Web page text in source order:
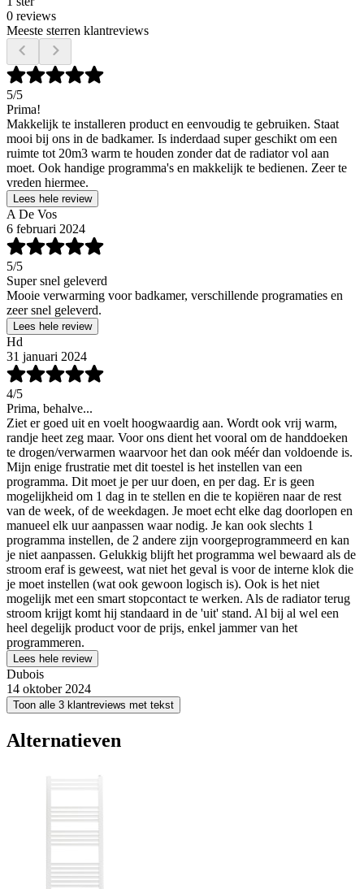
0 reviews
Meeste sterren klantreviews
5/5
Prima!
Makkelijk te installeren product en eenvoudig te gebruiken. Staat
mooi bij ons in de badkamer. Is inderdaad super geschikt om een
ruimte tot 20m3 warm te houden zonder dat de radiator vol aan
moet. Ook handige programma's en makkelijk te bedienen. Zeer te
vreden hiermee.
Lees hele review
A De Vos
6 februari 2024
5/5
Super snel geleverd
Mooie verwarming voor badkamer, verschillende programaties en
zeer snel geleverd.
Lees hele review
Hd
31 januari 2024
4/5
Prima, behalve...
Ziet er goed uit en voelt hoogwaardig aan. Wordt ook vrij warm,
randje heet zeg maar. Voor ons dient het vooral om de handdoeken
te drogen/verwarmen waarvoor het dan ook méér dan voldoende is.
Mijn enige frustratie met dit toestel is het instellen van een
programma. Dit moet je per uur doen, en per dag. Er is geen
mogelijkheid om 1 dag in te stellen en die te kopiëren naar de rest
van de week, of de weekdagen. Je moet echt elke dag doorlopen en
manueel elk uur aanpassen waar nodig. Je kan ook slechts 1
programma instellen, de 2 andere zijn voorgeprogrammeerd en kan
je niet aanpassen. Gelukkig blijft het programma wel bewaard als de
stroom eraf is geweest, wat niet het geval is voor de interne klok die
je moet instellen (wat ook gewoon logisch is). Ook is het niet
mogelijk met een smart stopcontact te werken. Als de radiator terug
stroom krijgt komt hij standaard in de 'uit' stand. Al bij al wel een
heel degelijk product voor de prijs, enkel jammer van het
programmeren.
Lees hele review
Dubois
14 oktober 2024
Toon alle 3 klantreviews met tekst
Alternatieven